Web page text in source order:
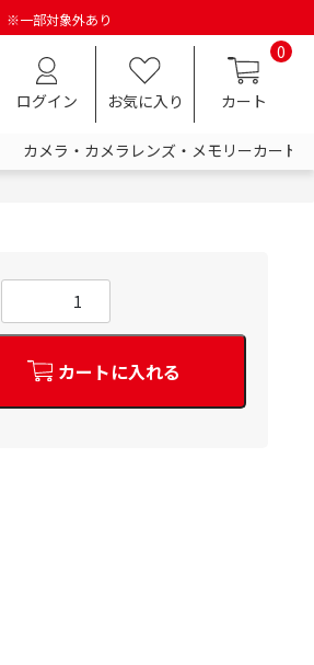
※一部対象外あり
ログイン お気に入り
0
カート
カメラ・カメラレンズ・メモリーカード
カートに入れる